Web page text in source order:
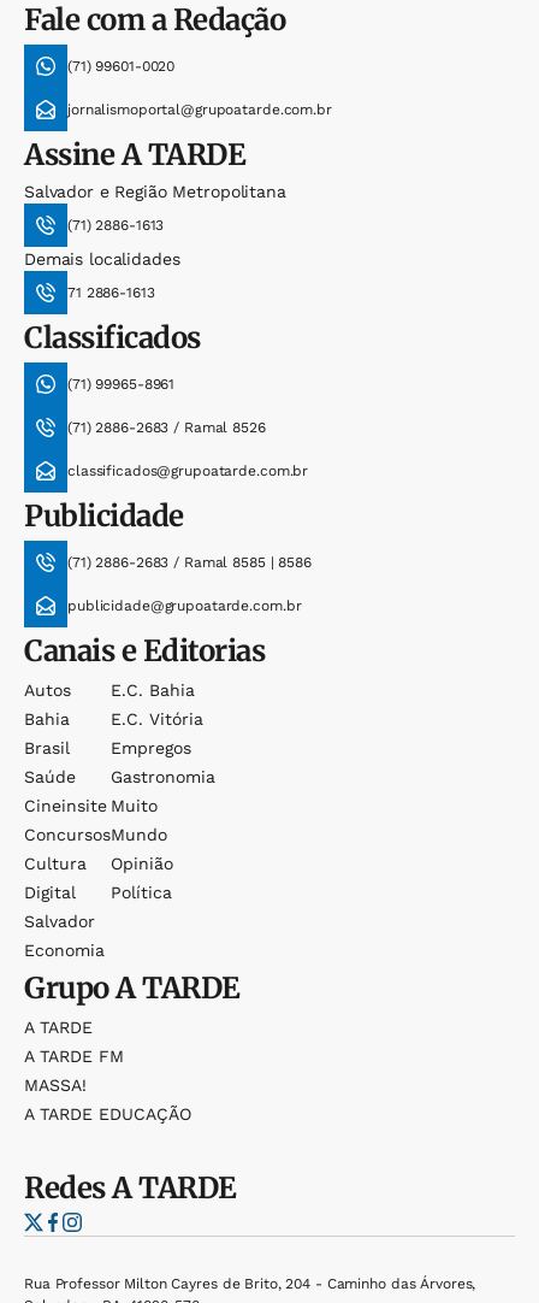
Fale com a Redação
(71) 99601-0020
jornalismoportal@grupoatarde.com.br
AssineA TARDE
Salvador e Região Metropolitana
(71) 2886-1613
Demais localidades
71 2886-1613
Classificados
(71) 99965-8961
(71) 2886-2683 / Ramal 8526
classificados@grupoatarde.com.br
Publicidade
(71) 2886-2683 / Ramal 8585 | 8586
publicidade@grupoatarde.com.br
Canais e Editorias
Autos
Bahia
Brasil
Saúde
Cineinsite
Concursos
Cultura
Digital
Salvador
Economia
E.c. Bahia
E.c. Vitória
Empregos
Gastronomia
Muito
Mundo
Opinião
Política
GrupoA TARDE
A TARDE
A TARDE FM
MASSA!
A TARDE EDUCAÇÃO
RedesA TARDE
Rua Professor Milton Cayres de Brito, 204 - Caminho das Árvores,